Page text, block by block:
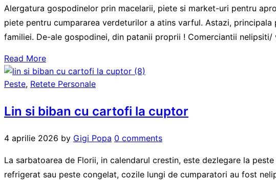
Alergatura gospodinelor prin macelarii, piete si market-uri pentru
piete pentru cumpararea verdeturilor a atins varful. Astazi,
familiei. De-ale gospodinei, din patanii proprii ! Comerciantii
Read More
Peste, Retete Personale
Lin si biban cu cartofi la cuptor
4 aprilie 2026 by Gigi Popa 0 comments
La sarbatoarea de Florii, in calendarul crestin, este dezlegare la
refrigerat sau peste congelat, cozile lungi de cumparatori au fost